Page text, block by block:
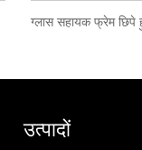
उत्पादों